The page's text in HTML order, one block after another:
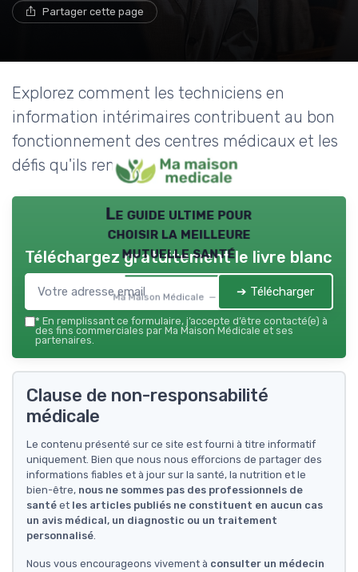
Partager cette page
Explorez comment les techniciens en
information intérimaires contribuent au bon
fonctionnement des centres médicaux et les
défis qu'ils rencontrent.
Le guide ultime pour
choisir la meilleure
mutuelle santé
Ma Maison Médicale — 2026
Téléchargez gratuitement le livre blanc
➔ Télécharger
* En remplissant ce formulaire, j’accepte d’être contacté(e) à
des fins commerciales par Ma Maison Médicale et ses
partenaires.
Clause de non-responsabilité
médicale
Le contenu présenté sur ce site est fourni à titre informatif
uniquement. Bien que nous nous efforcions de partager des
informations fiables et à jour sur la santé, la nutrition et le
bien-être, nous ne sommes pas des professionnels de
santé et les articles publiés ne constituent en aucun cas
un avis médical, un diagnostic ou un traitement
personnalisé.
Nous vous encourageons vivement à consulter un médecin
* En rejoignant le club, j'accepte de recevoir les emails